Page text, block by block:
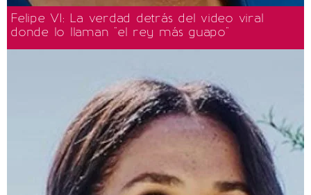
Felipe VI: La verdad detrás del video viral
donde lo llaman "el rey más guapo"